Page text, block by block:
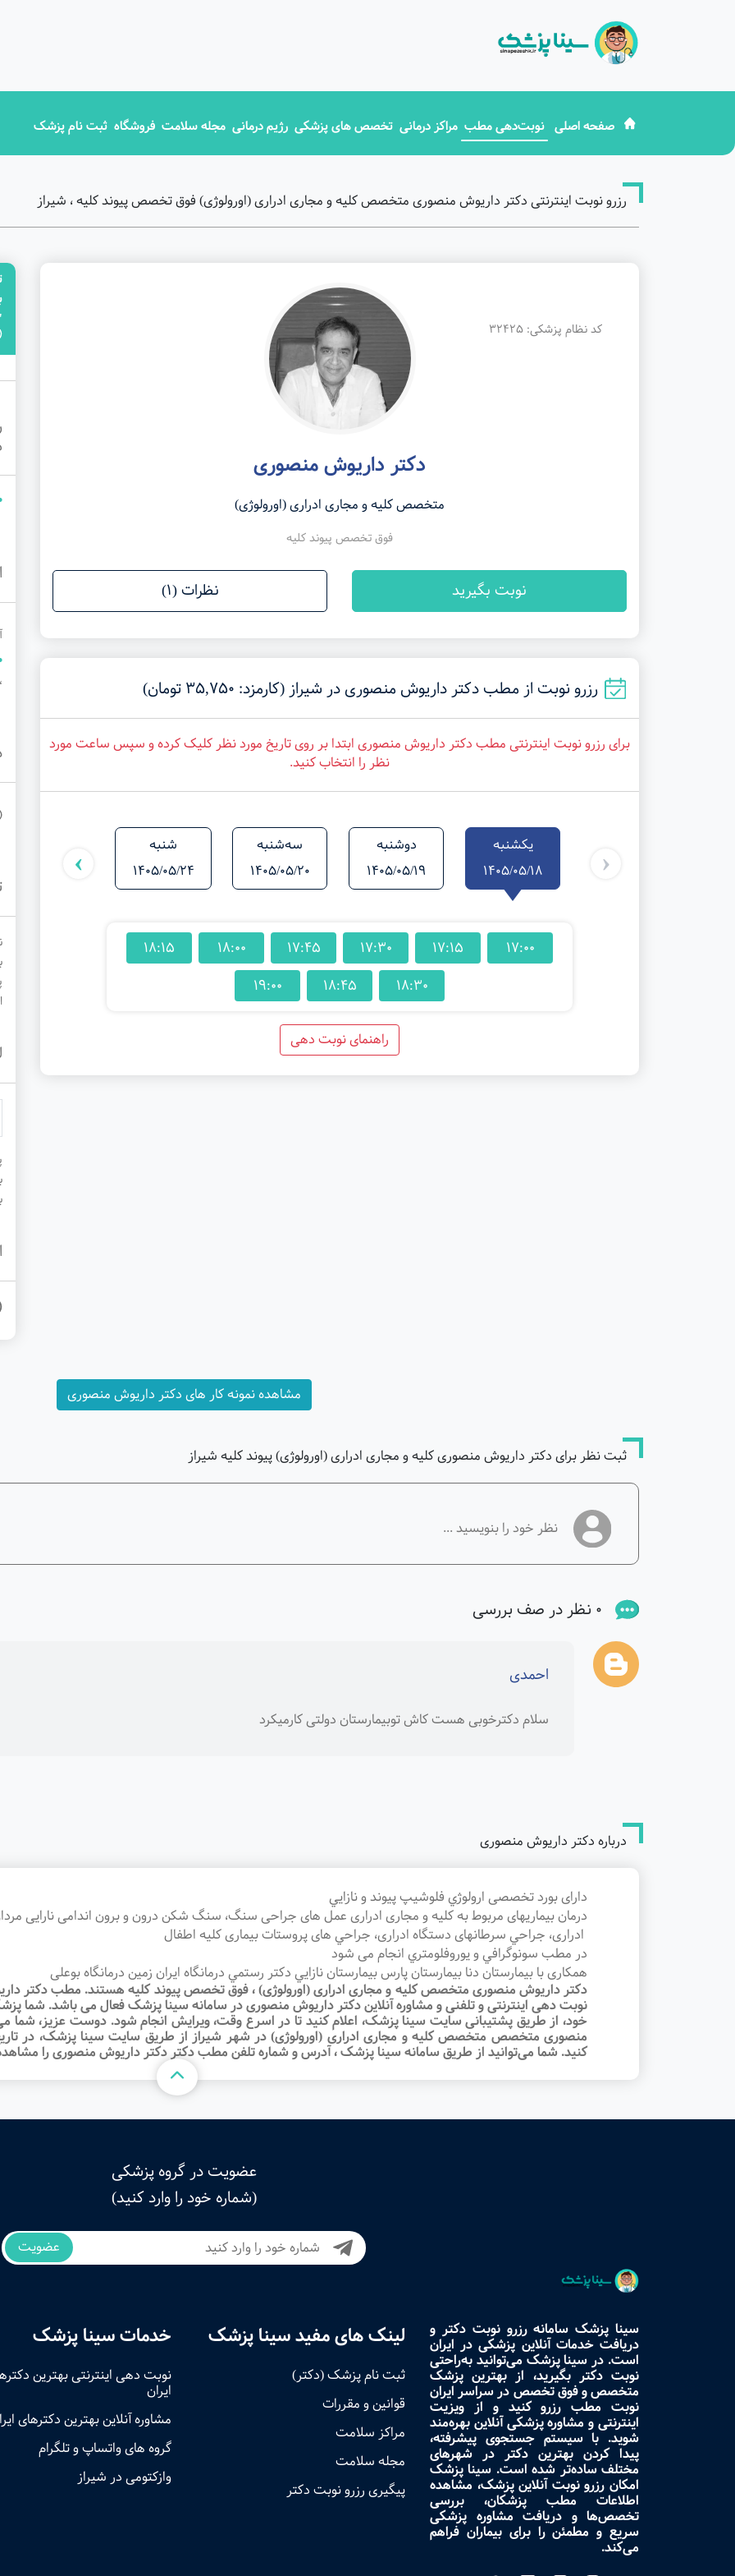
صفحه اصلی نوبت‌دهی مطب مراکز درمانی تخصص های پزشکی رژیم درمانی مجله سلامت فروشگاه ثبت نام پزشک
رزرو نوبت اینترنتی دکتر داریوش منصوری متخصص کلیه و مجاری ادراری (اورولوژی) فوق تخصص پیوند کلیه ، شیراز
کد نظام پزشکی: 32425
دکتر داریوش منصوری
متخصص کلیه و مجاری ادراری (اورولوژی)
فوق تخصص پیوند کلیه
نوبت بگیرید نظرات (1)
رزرو نوبت از مطب دکتر داریوش منصوری در شیراز (کارمزد: 35,750 تومان)
برای رزرو نوبت اینترنتی مطب دکتر داریوش منصوری ابتدا بر روی تاریخ مورد نظر کلیک کرده و سپس ساعت مورد
نظر را انتخاب کنید.
یکشنبه
1405/05/18
دوشنبه
1405/05/19
سه‌شنبه
1405/05/20
شنبه
1405/05/24
1405/05/25
‹
›
17:00
17:15
17:30
17:45
18:00
18:15
18:30
18:45
19:00
راهنمای نوبت دهی
مشاهده نمونه کار های دکتر داریوش منصوری
ثبت نظر برای دکتر داریوش منصوری کلیه و مجاری ادراری (اورولوژی) پیوند کلیه شیراز
0 نظر در صف بررسی
احمدی
سلام دکترخوبی هست کاش توبیمارستان دولتی کارمیکرد
درباره دکتر داریوش منصوری
دارای بورد تخصصی ارولوژي فلوشيپ پيوند و نازايي
درمان بيماريهای مربوط به كليه و مجاری ادراری عمل های جراحی سنگ، سنگ شكن درون و برون اندامی نارايی
ادراری، جراحي سرطانهای دستگاه ادراری، جراحي های پروستات بيماری كليه اطفال
در مطب سونوگرافي و يوروفلومتري انجام می شود
همکاری با بيمارستان دنا بيمارستان پارس بيمارستان نازايي دكتر رستمي درمانگاه ايران زمين درمانگاه بوعلی
دکتر داریوش منصوری متخصص کلیه و مجاری ادراری (اورولوژی) ، فوق تخصص پیوند کلیه هستند. مطب دکتر
نوبت‌ دهی اینترنتی و تلفنی و مشاوره آنلاین دکتر داریوش منصوری در سامانه سینا پزشک فعال می باشد. شما
خود، از طریق پشتیبانی سایت سینا پزشک، اعلام کنید تا در اسرع وقت‌، ویرایش انجام شود. دوست عزیز، شما
منصوری متخصص متخصص کلیه و مجاری ادراری (اورولوژی) در شهر شیراز از طریق سایت سینا پزشک، در تاریخ
کنید. شما می‌توانید از طریق سامانه سینا پزشک ، آدرس و شماره تلفن مطب دکتر دکتر داریوش منصوری را
عضویت در گروه پزشکی
(شماره خود را وارد کنید)
عضویت
سینا پزشک سامانه رزرو نوبت دکتر و
دریافت خدمات آنلاین پزشکی در ایران
است. در سینا پزشک می‌توانید به‌راحتی
نوبت دکتر بگیرید، از بهترین پزشک
متخصص و فوق تخصص در سراسر ایران
نوبت مطب رزرو کنید و از ویزیت
اینترنتی و مشاوره پزشکی آنلاین بهره‌مند
شوید. با سیستم جستجوی پیشرفته،
پیدا کردن بهترین دکتر در شهرهای
مختلف ساده‌تر شده است. سینا پزشک
امکان رزرو نوبت آنلاین پزشک، مشاهده
اطلاعات مطب پزشکان، بررسی
تخصص‌ها و دریافت مشاوره پزشکی
سریع و مطمئن را برای بیماران فراهم
می‌کند.
لینک های مفید سینا پزشک
ثبت نام پزشک (دکتر)
قوانین و مقررات
مراکز سلامت
مجله سلامت
پیگیری رزرو نوبت دکتر
خدمات سینا پزشک
نوبت‌ دهی اینترنتی بهترین
ایران
مشاوره آنلاین بهترین دکترهای
گروه های واتساپ و تلگرام
وازکتومی در شیراز